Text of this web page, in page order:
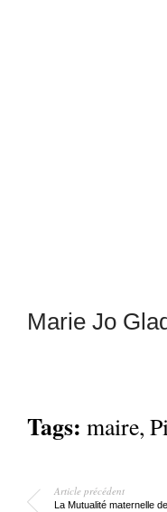
Marie Jo
Tags: maire,
Article précédent
La Mutualité maternelle